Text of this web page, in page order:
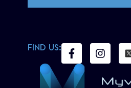
FIND US: